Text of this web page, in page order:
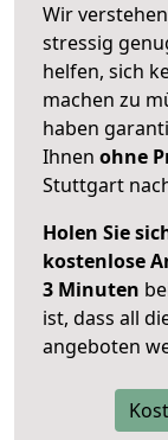
Wir
stressig
helfen, sich
machen zu
haben
Ihnen ohne
Stuttgart
Holen Sie
kostenlose
3 Minuten
ist, dass all
angeboten